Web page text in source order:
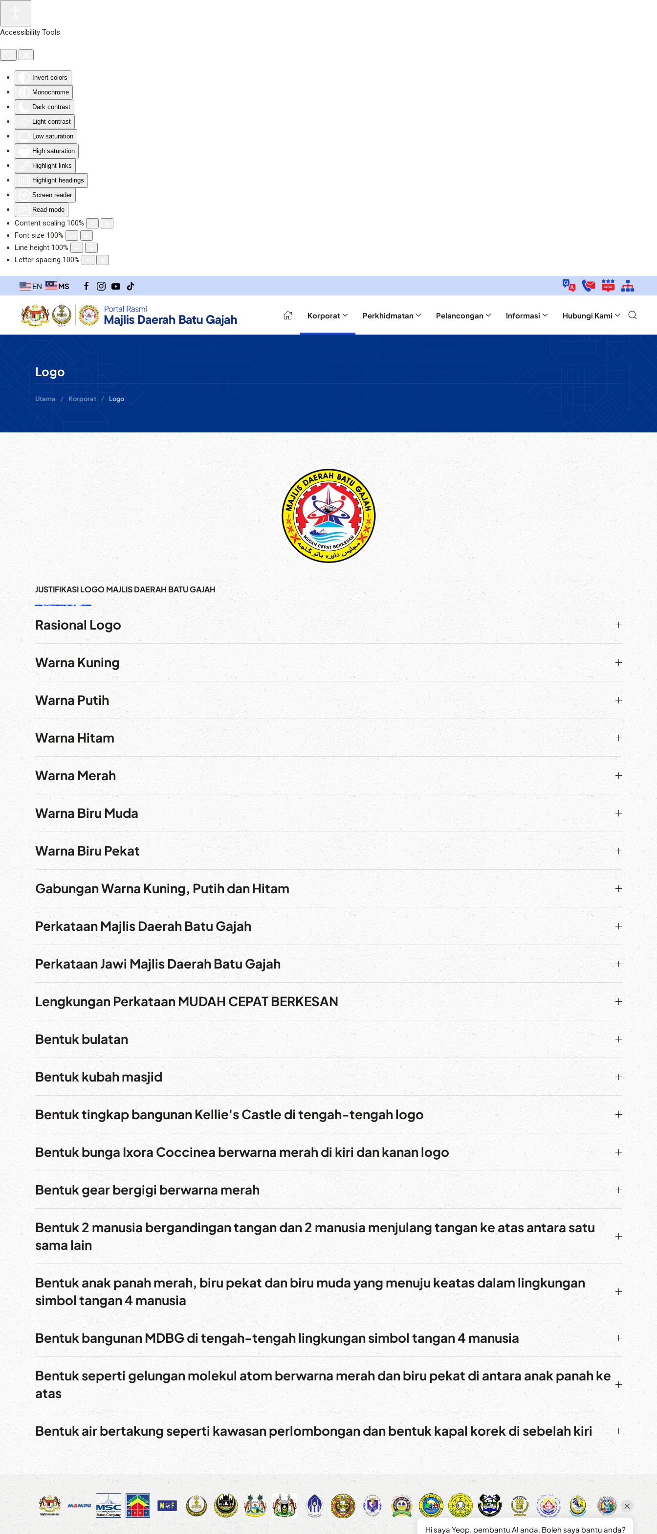
Accessibility Tools
Invert colors
Monochrome
Dark contrast
Light contrast
Low saturation
High saturation
Highlight links
Highlight headings
Screen reader
Read mode
Content scaling 100%
Font size 100%
Line height 100%
Letter spacing 100%
EN MS
Korporat Perkhidmatan Pelancongan Informasi Hubungi Kami
Logo
Utama Korporat Logo
JUSTIFIKASI LOGO MAJLIS DAERAH BATU GAJAH
Rasional Logo
Warna Kuning
Warna Putih
Warna Hitam
Warna Merah
Warna Biru Muda
Warna Biru Pekat
Gabungan Warna Kuning, Putih dan Hitam
Perkataan Majlis Daerah Batu Gajah
Perkataan Jawi Majlis Daerah Batu Gajah
Lengkungan Perkataan MUDAH CEPAT BERKESAN
Bentuk bulatan
Bentuk kubah masjid
Bentuk tingkap bangunan Kellie's Castle di tengah-tengah logo
Bentuk bunga Ixora Coccinea berwarna merah di kiri dan kanan logo
Bentuk gear bergigi berwarna merah
Bentuk 2 manusia bergandingan tangan dan 2 manusia menjulang tangan ke atas antara satu
sama lain
Bentuk anak panah merah, biru pekat dan biru muda yang menuju keatas dalam lingkungan
simbol tangan 4 manusia
Bentuk bangunan MDBG di tengah-tengah lingkungan simbol tangan 4 manusia
Bentuk seperti gelungan molekul atom berwarna merah dan biru pekat di antara anak panah ke
atas
Bentuk air bertakung seperti kawasan perlombongan dan bentuk kapal korek di sebelah kiri
Hi saya Yeop, pembantu AI anda. Boleh saya bantu anda?